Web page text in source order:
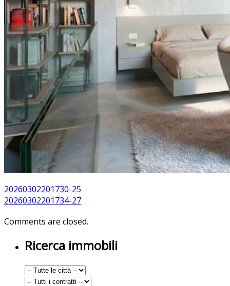
20260302201730-25
20260302201734-27
Comments are closed.
Ricerca immobili